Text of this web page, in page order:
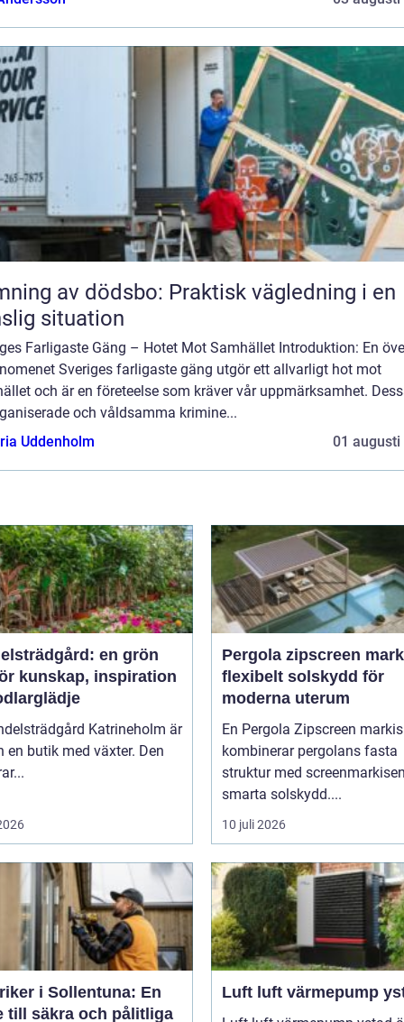
av dödsbo: Praktisk vägledning i en
situation
Farligaste Gäng – Hotet Mot Samhället Introduktion: En
Sveriges farligaste gäng utgör ett allvarligt hot mot
och är en företeelse som kräver vår uppmärksamhet.
och våldsamma krimine...
Uddenholm
01 augusti
en grön
kunskap, inspiration
Katrineholm är
en butik med växter. Den
Pergola zipscreen
flexibelt solskydd för
moderna uterum
En Pergola Zipscreen markis
kombinerar pergolans fasta
struktur med
smarta solskydd....
10 juli 2026
i Sollentuna: En
till säkra och pålitliga
Luft luft värmepump